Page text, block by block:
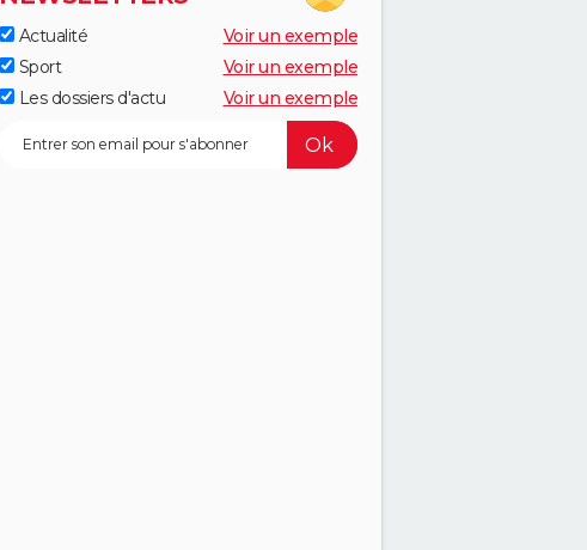
Actualité
Voir un exemple
Sport
Voir un exemple
Les dossiers d'actu
Voir un exemple